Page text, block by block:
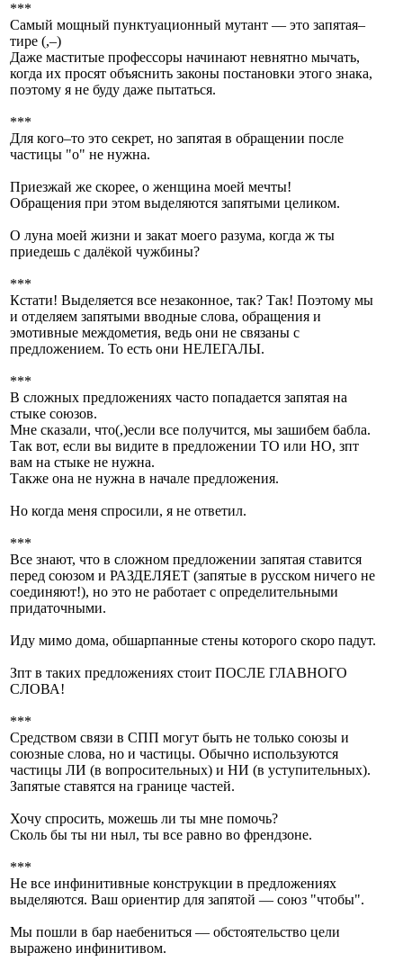
***
Самый мощный пунктуационный мутант — это запятая–
тире (,–)
Даже маститые профессоры начинают невнятно мычать,
когда их просят объяснить законы постановки этого знака,
поэтому я не буду даже пытаться.
***
Для кого–то это секрет, но запятая в обращении после
частицы "о" не нужна.
Приезжай же скорее, о женщина моей мечты!
Обращения при этом выделяются запятыми целиком.
О луна моей жизни и закат моего разума, когда ж ты
приедешь с далёкой чужбины?
***
Кстати! Выделяется все незаконное, так? Так! Поэтому мы
и отделяем запятыми вводные слова, обращения и
эмотивные междометия, ведь они не связаны с
предложением. То есть они НЕЛЕГАЛЫ.
***
В сложных предложениях часто попадается запятая на
стыке союзов.
Мне сказали, что(,)если все получится, мы зашибем бабла.
Так вот, если вы видите в предложении ТО или НО, зпт
вам на стыке не нужна.
Также она не нужна в начале предложения.
Но когда меня спросили, я не ответил.
***
Все знают, что в сложном предложении запятая ставится
перед союзом и РАЗДЕЛЯЕТ (запятые в русском ничего не
соединяют!), но это не работает с определительными
придаточными.
Иду мимо дома, обшарпанные стены которого скоро падут.
Зпт в таких предложениях стоит ПОСЛЕ ГЛАВНОГО
СЛОВА!
***
Средством связи в СПП могут быть не только союзы и
союзные слова, но и частицы. Обычно используются
частицы ЛИ (в вопросительных) и НИ (в уступительных).
Запятые ставятся на границе частей.
Хочу спросить, можешь ли ты мне помочь?
Сколь бы ты ни ныл, ты все равно во френдзоне.
***
Не все инфинитивные конструкции в предложениях
выделяются. Ваш ориентир для запятой — союз "чтобы".
Мы пошли в бар наебениться — обстоятельство цели
выражено инфинитивом.